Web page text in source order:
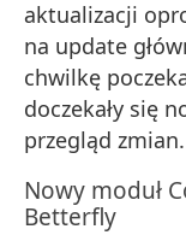
aktualizacji
na update
chwilkę
doczekały się
przegląd zmian.
Nowy moduł
Betterfly